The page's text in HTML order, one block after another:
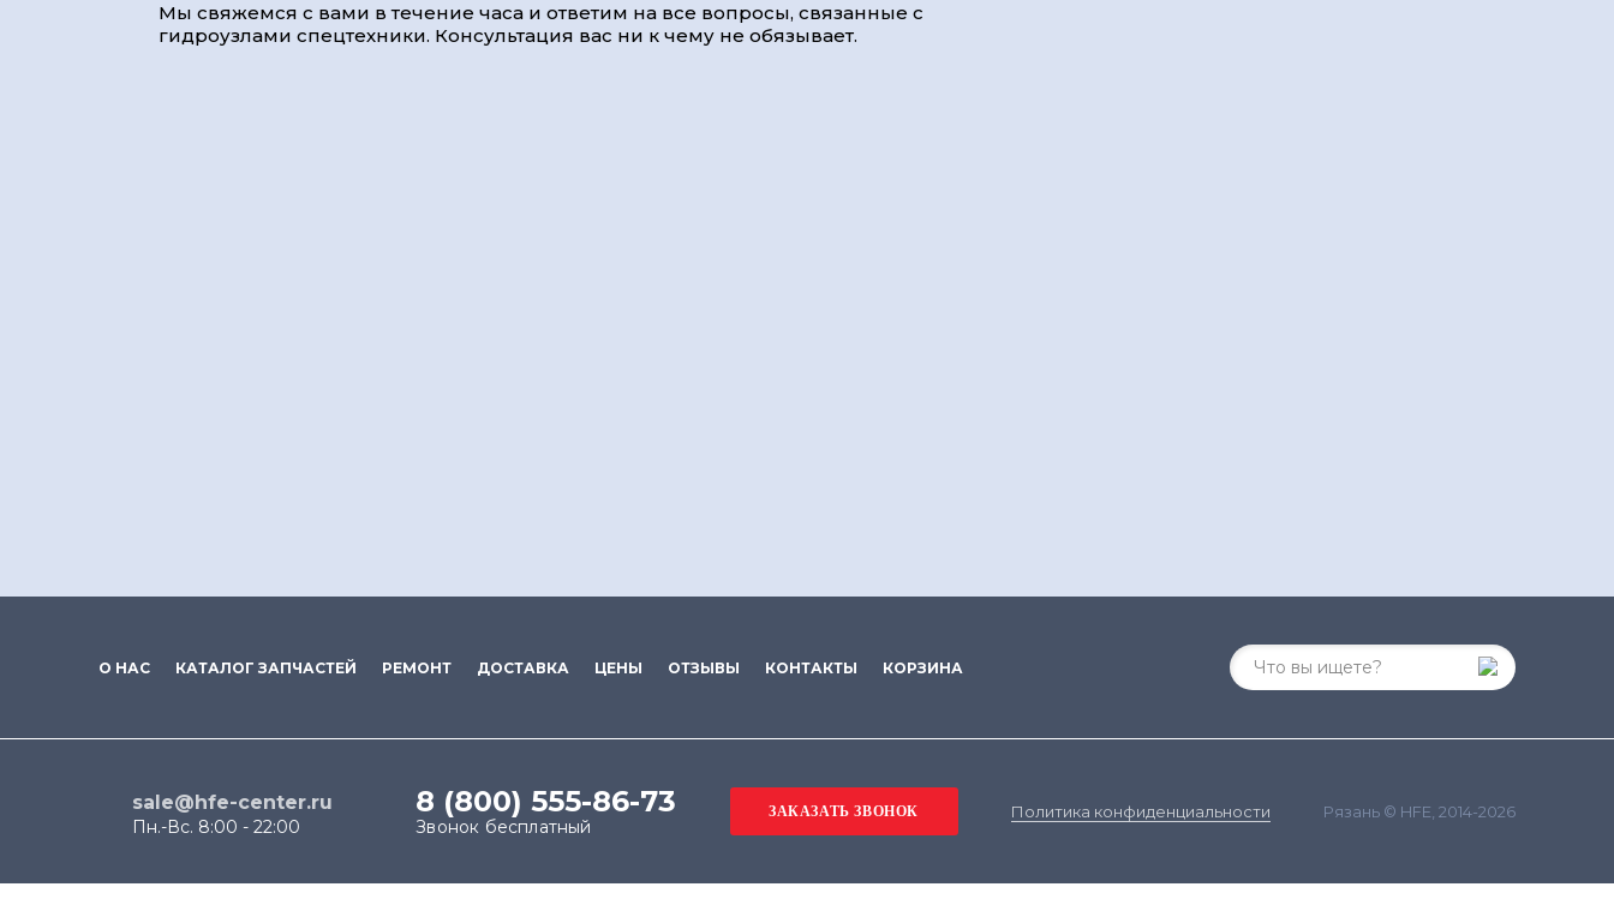
Мы свяжемся с вами в течение часа и ответим на все вопросы, связанные с
гидроузлами спецтехники. Консультация вас ни к чему не обязывает.
О НАС КАТАЛОГ ЗАПЧАСТЕЙ РЕМОНТ ДОСТАВКА ЦЕНЫ ОТЗЫВЫ КОНТАКТЫ КОРЗИНА
sale@hfe-center.ru
Пн.-Вс. 8:00 - 22:00
8 (800) 555-86-73
Звонок бесплатный
Политика конфиденциальности Рязань © HFE, 2014-2026